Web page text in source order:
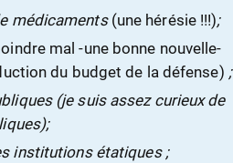
médicaments(une hérésie !!!);
mal -une bonne nouvelle-
du budget de la défense) ;
(je suis assez curieux de
institutions étatiques ;